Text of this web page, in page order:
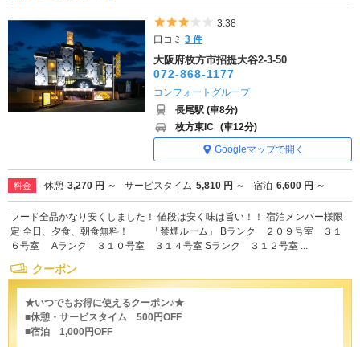
5つ星のうち3
3.38
口コミ3 件
大阪府枚方市招提大谷2-3-50
072-868-1177
コンフォートグループ
長尾駅 (車8分)
枚方東IC (車12分)
Googleマップで開く
料金 休憩 3,270 円 ～ サービスタイム 5,810 円 ～ 宿泊 6,600 円 ～
フード全品かなり安くしました！ 値段は安く味は旨い！！ 宿泊メンバー様限
定 全日、夕食、朝食無料！ 「禁煙ルーム」 Bランク ２０９号室 ３１
６号室 Aランク ３１０号室 ３１４号室 Sランク ３１２号室 ...
クーポン
★いつでもお得に使えるクーポン♪★
■休憩・サービスタイム 500円OFF
■宿泊 1,000円OFF